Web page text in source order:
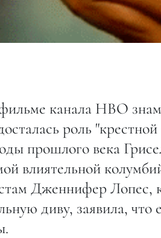
канала HBO
роль
прошлого века
влиятельной
Дженнифер Лопес,
диву, заявила, что